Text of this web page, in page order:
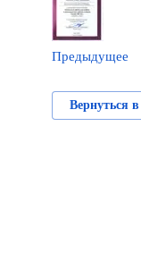
Предыдущее
Вернуться